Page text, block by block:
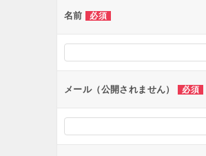
ー
ョ
ン
名前 必須
メール（公開されません） 必須